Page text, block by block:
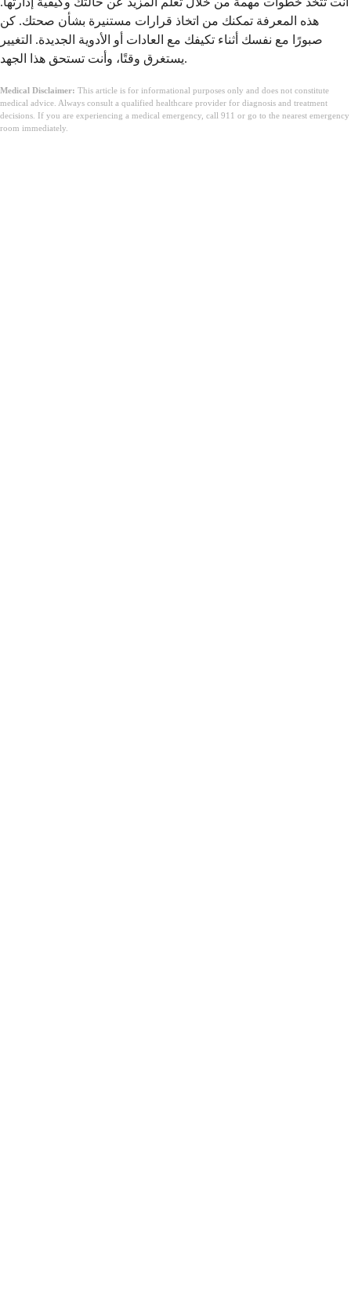
هذه المعرفة تمكنك من اتخاذ قرارات مستنيرة بشأن صحتك. كن
صبورًا مع نفسك أثناء تكيفك مع العادات أو الأدوية الجديدة. التغيير
يستغرق وقتًا، وأنت تستحق هذا الجهد.
Medical Disclaimer: This article is for informational purposes only and does not constitute
medical advice. Always consult a qualified healthcare provider for diagnosis and treatment
decisions. If you are experiencing a medical emergency, call 911 or go to the nearest emergency
room immediately.